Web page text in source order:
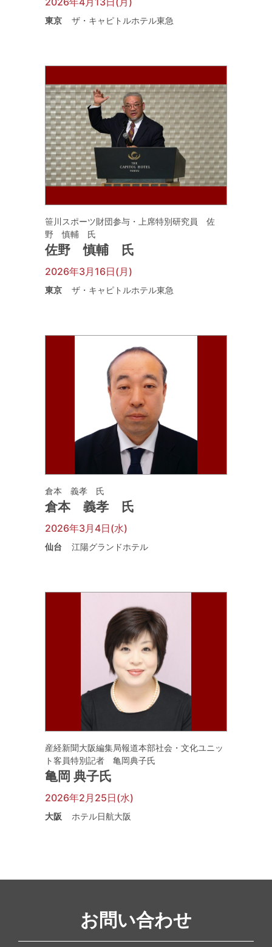
東京 ザ・キャピトルホテル東急
笹川スポーツ財団参与・上席特別研究員 佐
野 慎輔 氏
佐野 慎輔 氏
2026年3月16日(月)
東京 ザ・キャピトルホテル東急
倉本 義孝 氏
倉本 義孝 氏
2026年3月4日(水)
仙台 江陽グランドホテル
産経新聞大阪編集局報道本部社会・文化ユニッ
ト客員特別記者 亀岡典子氏
亀岡 典子氏
2026年2月25日(水)
大阪 ホテル日航大阪
お問い合わせ